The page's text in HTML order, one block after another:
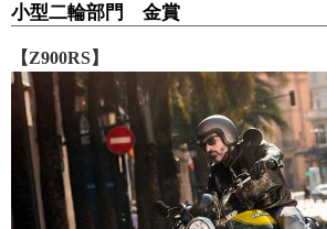
小型二輪部門 金賞
【Z900RS】